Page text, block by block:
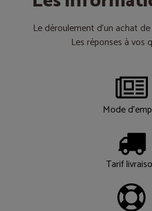
Le déroulement d’un achat
Les réponses à vos
Mode
Tarif